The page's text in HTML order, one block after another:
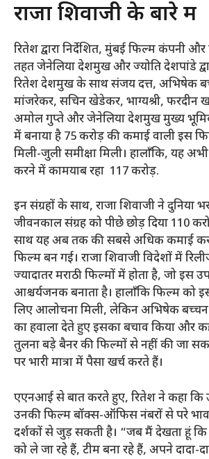
राजा शिवाजी के बारे में
रितेश द्वारा निर्देशित, मुंबई फिल्म कंपनी
तहत जेनेलिया देशमुख और ज्योति देशपांडे
रितेश देशमुख के साथ संजय दत्त, अभिषेक
मांजरेकर, सचिन खेडेकर, भाग्यश्री, फरदीन
अमोल गुप्ते और जेनेलिया देशमुख मुख्य
में बनाया है 75 करोड़ की कमाई वाली इस
मिली-जुली समीक्षा मिली। हालाँकि, यह
करने में कामयाब रहा 117 करोड़.
इन संग्रहों के साथ, राजा शिवाजी ने दुनिया
जीवनकाल संग्रह को पीछे छोड़ दिया 110
साथ यह अब तक की सबसे अधिक कमाई
फिल्म बन गई। राजा शिवाजी विदेशों में
ज्यादातर मराठी फिल्मों में होता है, जो इस
आश्चर्यजनक बनाता है। हालाँकि फिल्म
लिए आलोचना मिली, लेकिन अभिषेक
का हवाला देते हुए इसका बचाव किया और
तुलना बड़े बैनर की फिल्मों से नहीं की जा
पर भारी मात्रा में पैसा खर्च करते हैं।
एएनआई से बात करते हुए, रितेश ने कहा कि
उनकी फिल्म बॉक्स-ऑफिस नंबरों से परे
दर्शकों से जुड़ सकती है। “जब मैं देखता हूं कि
को ले जा रहे हैं, टीम बना रहे हैं, अपने दादा-